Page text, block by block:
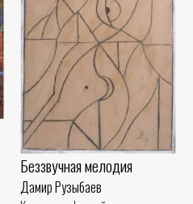
Беззвучная мелодия
Дамир Рузыбаев